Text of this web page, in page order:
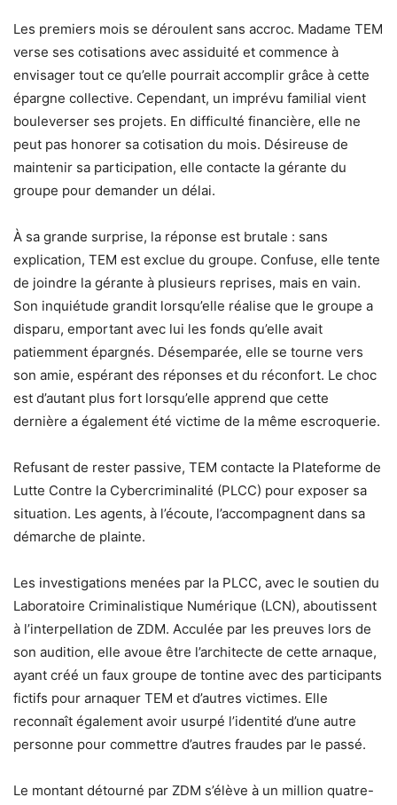
Les premiers mois se déroulent sans accroc. Madame TEM
verse ses cotisations avec assiduité et commence à
envisager tout ce qu’elle pourrait accomplir grâce à cette
épargne collective. Cependant, un imprévu familial vient
bouleverser ses projets. En difficulté financière, elle ne
peut pas honorer sa cotisation du mois. Désireuse de
maintenir sa participation, elle contacte la gérante du
groupe pour demander un délai.
À sa grande surprise, la réponse est brutale : sans
explication, TEM est exclue du groupe. Confuse, elle tente
de joindre la gérante à plusieurs reprises, mais en vain.
Son inquiétude grandit lorsqu’elle réalise que le groupe a
disparu, emportant avec lui les fonds qu’elle avait
patiemment épargnés. Désemparée, elle se tourne vers
son amie, espérant des réponses et du réconfort. Le choc
est d’autant plus fort lorsqu’elle apprend que cette
dernière a également été victime de la même escroquerie.
Refusant de rester passive, TEM contacte la Plateforme de
Lutte Contre la Cybercriminalité (PLCC) pour exposer sa
situation. Les agents, à l’écoute, l’accompagnent dans sa
démarche de plainte.
Les investigations menées par la PLCC, avec le soutien du
Laboratoire Criminalistique Numérique (LCN), aboutissent
à l’interpellation de ZDM. Acculée par les preuves lors de
son audition, elle avoue être l’architecte de cette arnaque,
ayant créé un faux groupe de tontine avec des participants
fictifs pour arnaquer TEM et d’autres victimes. Elle
reconnaît également avoir usurpé l’identité d’une autre
personne pour commettre d’autres fraudes par le passé.
Le montant détourné par ZDM s’élève à un million quatre-